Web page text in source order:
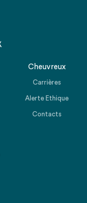
Cheuvreux
Carrières
Alerte Ethique
Contacts